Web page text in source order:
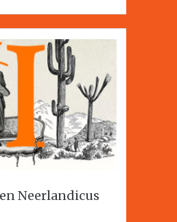
Neerlandicus